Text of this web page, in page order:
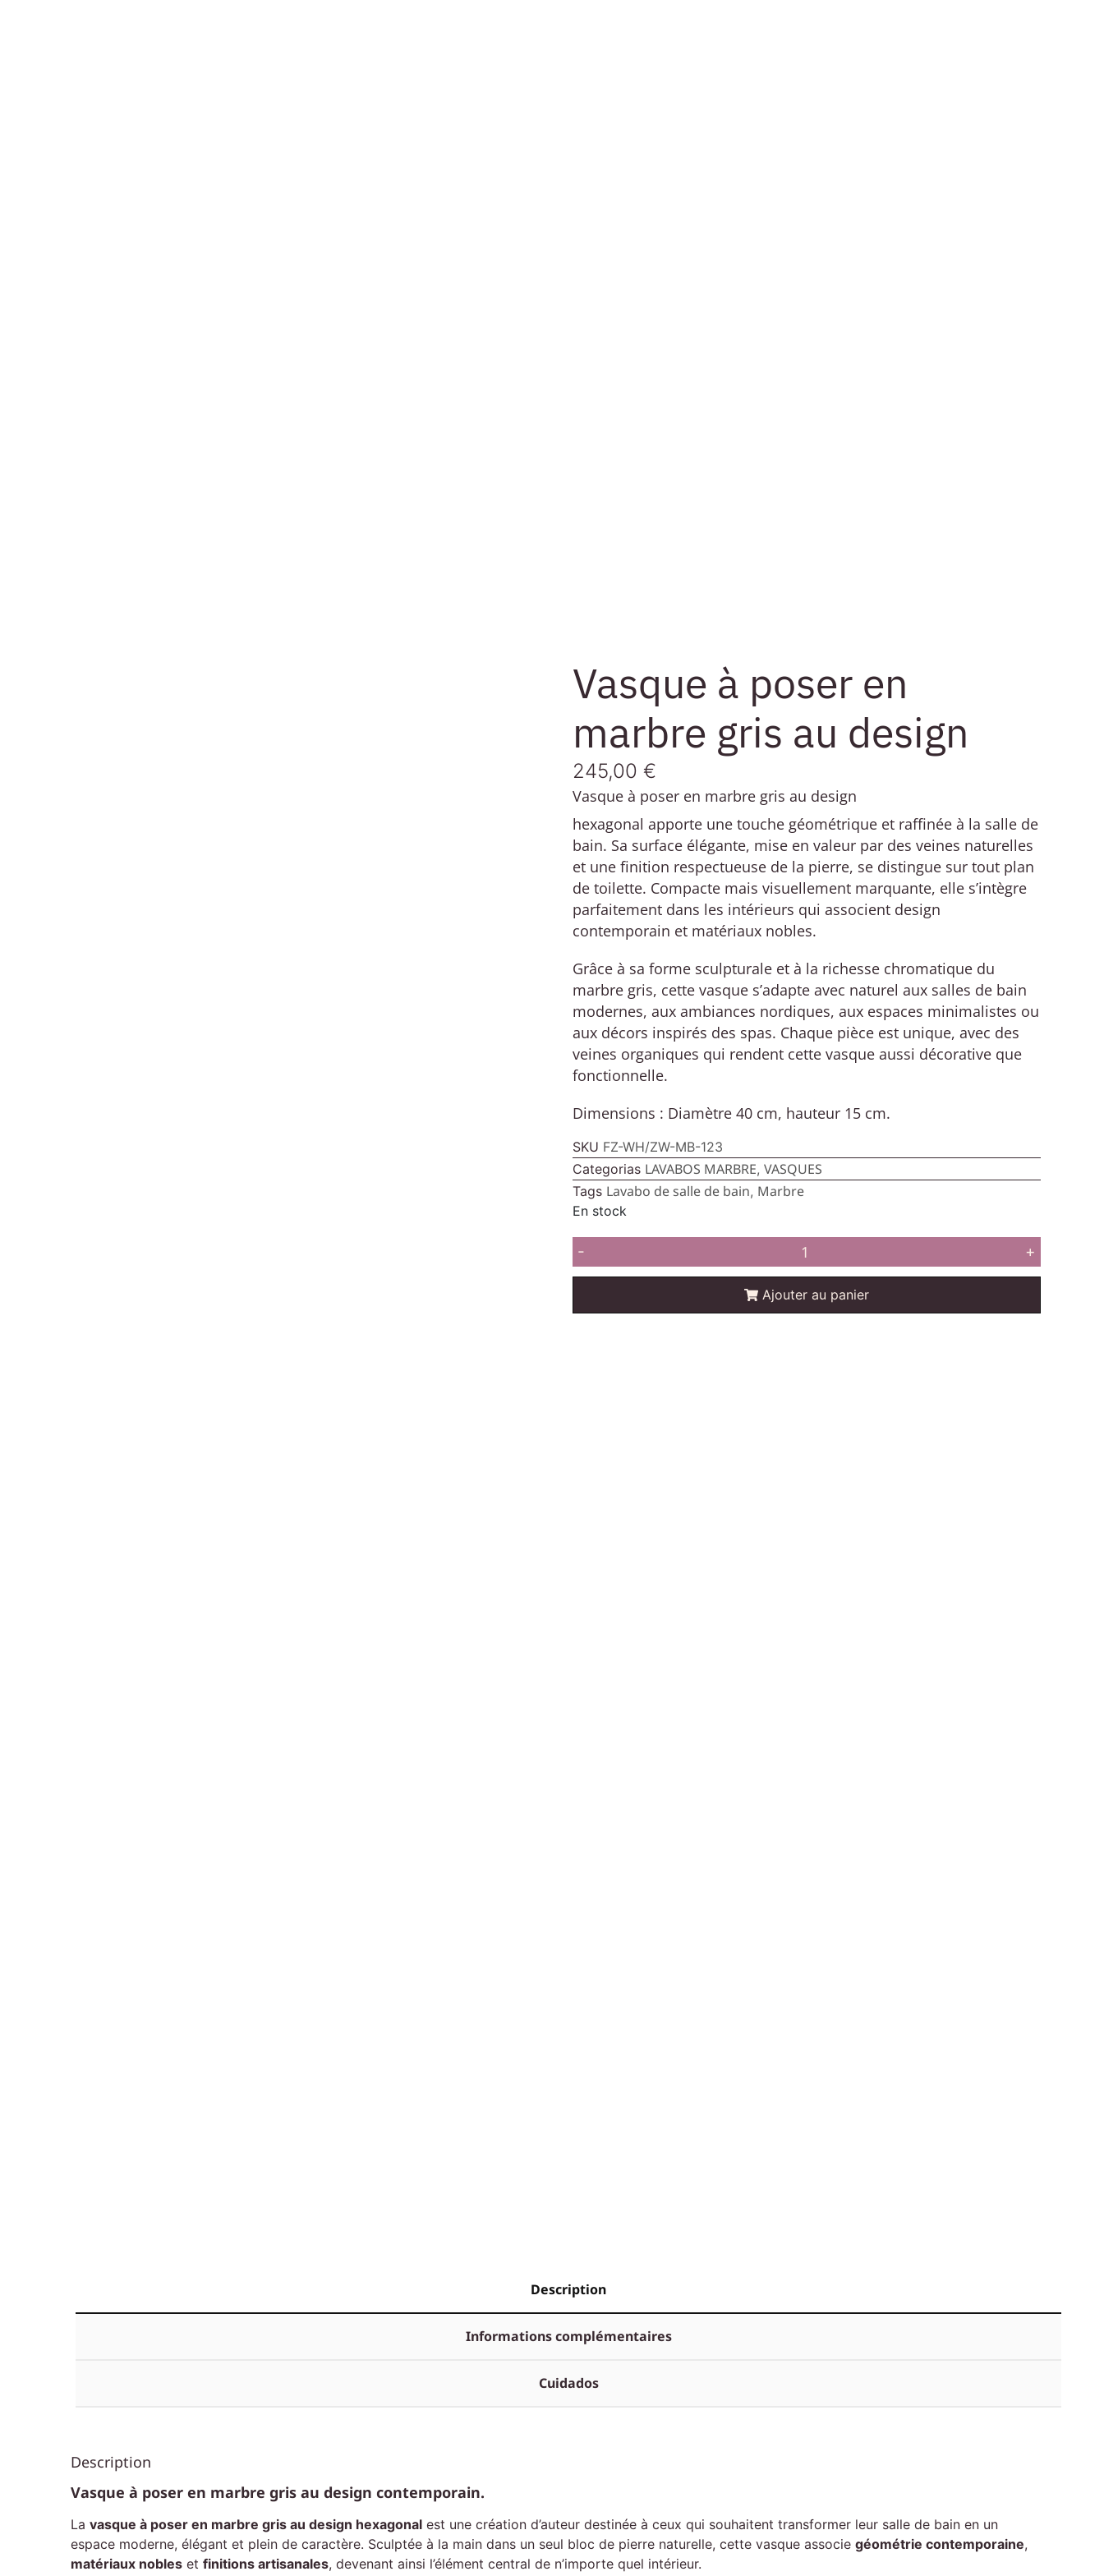
Vasque à poser en
marbre gris au design
245,00 €
Vasque à poser en marbre gris au design
hexagonal apporte une touche géométrique et raffinée à la salle de
bain. Sa surface élégante, mise en valeur par des veines naturelles
et une finition respectueuse de la pierre, se distingue sur tout plan
de toilette. Compacte mais visuellement marquante, elle s’intègre
parfaitement dans les intérieurs qui associent design
contemporain et matériaux nobles.
Grâce à sa forme sculpturale et à la richesse chromatique du
marbre gris, cette vasque s’adapte avec naturel aux salles de bain
modernes, aux ambiances nordiques, aux espaces minimalistes ou
aux décors inspirés des spas. Chaque pièce est unique, avec des
veines organiques qui rendent cette vasque aussi décorative que
fonctionnelle.
Dimensions : Diamètre 40 cm, hauteur 15 cm.
SKU FZ-WH/ZW-MB-123
Categorias LAVABOS MARBRE, VASQUES
Tags Lavabo de salle de bain, Marbre
En stock
- +
Ajouter au panier
Description
Informations complémentaires
Cuidados
Description
Vasque à poser en marbre gris au design contemporain.
La vasque à poser en marbre gris au design hexagonal est une création d’auteur destinée à ceux qui souhaitent transformer leur salle de bain en un
espace moderne, élégant et plein de caractère. Sculptée à la main dans un seul bloc de pierre naturelle, cette vasque associe géométrie contemporaine,
matériaux nobles et finitions artisanales, devenant ainsi l’élément central de n’importe quel intérieur.